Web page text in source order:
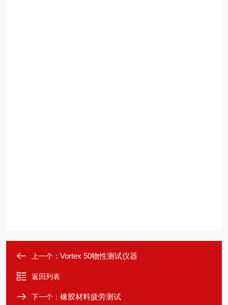
上一个： Vortex 50物性测试仪器
返回列表
下一个： 橡胶材料疲劳测试